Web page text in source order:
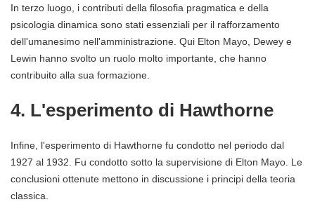
In terzo luogo, i contributi della filosofia pragmatica e della
psicologia dinamica sono stati essenziali per il rafforzamento
dell'umanesimo nell'amministrazione. Qui Elton Mayo, Dewey e
Lewin hanno svolto un ruolo molto importante, che hanno
contribuito alla sua formazione.
4. L'esperimento di Hawthorne
Infine, l'esperimento di Hawthorne fu condotto nel periodo dal
1927 al 1932. Fu condotto sotto la supervisione di Elton Mayo. Le
conclusioni ottenute mettono in discussione i principi della teoria
classica.